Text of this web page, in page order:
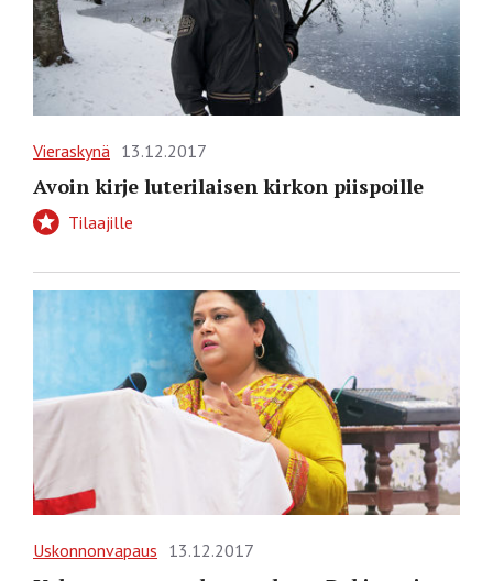
Vieraskynä 13.12.2017
Avoin kirje luterilaisen kirkon piispoille
Tilaajille
Uskonnonvapaus 13.12.2017